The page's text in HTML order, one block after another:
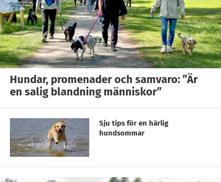
Hundar, promenader och samvaro: ”Är
en salig blandning människor”
Sju tips för en härlig
hundsommar